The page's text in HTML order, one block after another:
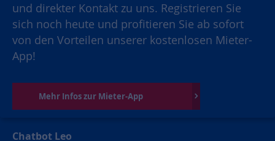
und direkter Kontakt zu uns. Registrieren Sie
sich noch heute und profitieren Sie ab sofort
von den Vorteilen unserer kostenlosen Mieter-
App!
Mehr Infos zur Mieter-App
Chatbot Leo